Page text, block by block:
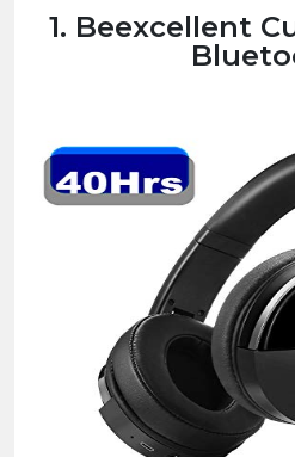
1. Beexcellent